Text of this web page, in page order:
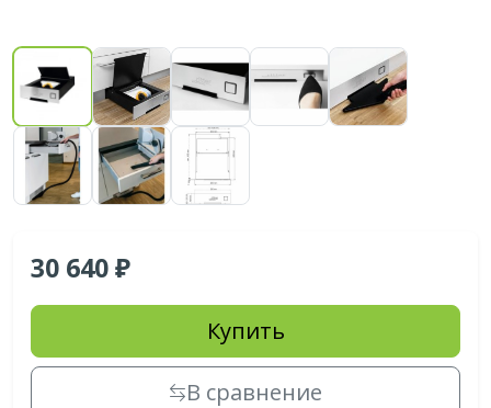
30 640
Купить
В сравнение